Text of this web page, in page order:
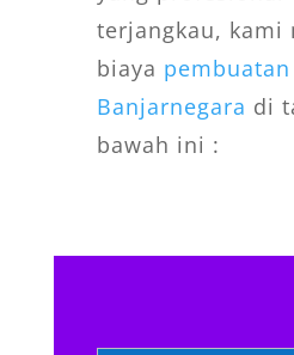
terjangkau, kami
biaya
Banjarnegara di
bawah ini :